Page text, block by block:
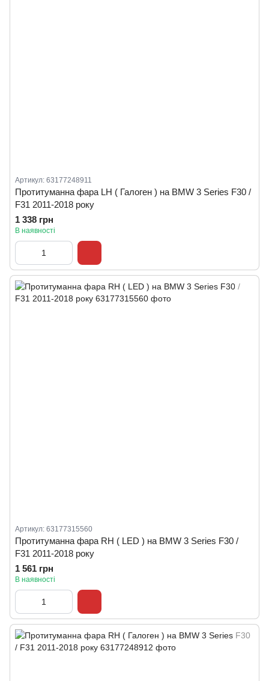
Артикул: 63177248911
Протитуманна фара LH ( Галоген ) на BMW 3 Series F30 /
F31 2011-2018 року
1 338 грн
В наявності
Артикул: 63177315560
Протитуманна фара RH ( LED ) на BMW 3 Series F30 /
F31 2011-2018 року
1 561 грн
В наявності